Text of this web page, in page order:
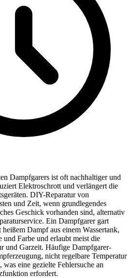
Dampfgarers ist oft nachhaltiger und
Elektroschrott und verlängert die
DIY-Reparatur von
und Zeit, wenn grundlegendes
Geschick vorhanden sind, alternativ
Ein Dampfgarer gart
Dampf aus einem Wassertank,
Farbe und erlaubt meist die
und Garzeit. Häufige Dampfgarer-
nicht regelbare Temperatur
eine gezielte Fehlersuche an
erfordert.